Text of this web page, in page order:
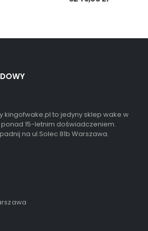
kingofwake.pl to jedyny sklep wake w
15-letnim doświadczeniem.
na ul.Solec 81b Warszawa.